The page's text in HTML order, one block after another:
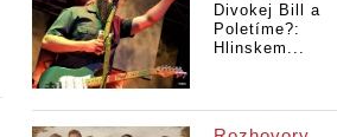
Divokej Bill a
Poletíme?:
Hlinskem...